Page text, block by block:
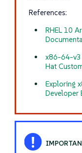
References:
RHEL 10
x86-64-v3
Hat
Exploring
Developer